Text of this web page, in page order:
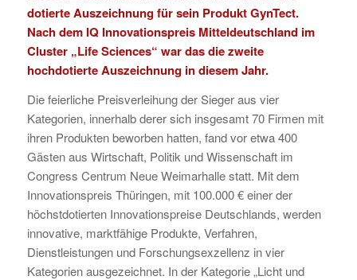
dotierte Auszeichnung für sein Produkt GynTect.
Nach dem IQ Innovationspreis Mitteldeutschlandim
Cluster „Life Sciences“ war das die zweite
hochdotierte Auszeichnung in diesem Jahr.
Die feierliche Preisverleihung der Sieger aus vier
Kategorien, innerhalb derer sich insgesamt 70 Firmen mit
ihren Produkten beworben hatten, fand vor etwa 400
Gästen aus Wirtschaft, Politik und Wissenschaft im
Congress Centrum Neue Weimarhalle statt. Mit dem
Innovationspreis Thüringen, mit 100.000 € einer der
höchstdotierten Innovationspreise Deutschlands, werden
innovative, marktfähige Produkte, Verfahren,
Dienstleistungen und Forschungsexzellenz in vier
Kategorien ausgezeichnet. In der Kategorie „Licht und